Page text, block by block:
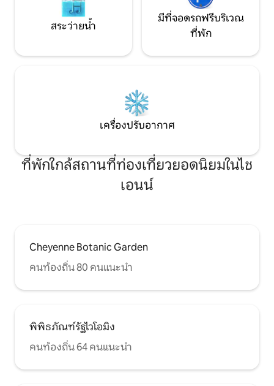
สระว่ายน้ำ
มีที่จอดรถฟรีบริเวณ
ที่พัก
เครื่องปรับอากาศ
ที่พักใกล้สถานที่ท่องเที่ยวยอดนิยมในไช
เอนน์
Cheyenne Botanic Garden
คนท้องถิ่น 80 คนแนะนำ
พิพิธภัณฑ์รัฐไวโอมิง
คนท้องถิ่น 64 คนแนะนำ